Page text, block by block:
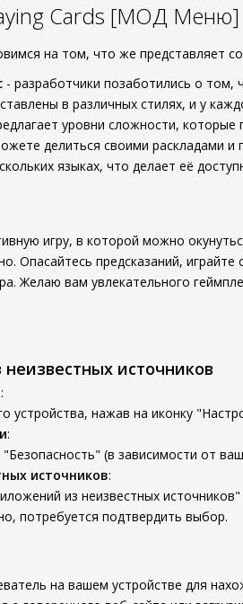
Cards [МОД Меню]
на том, что же представляет
- разработчики позаботились о том,
в различных стилях, и у
уровни сложности,
делиться своими раскладами и
языках, что делает её
игру, в которой можно
Опасайтесь предсказаний,
Желаю вам увлекательного
источников
:
устройства, нажав на иконку
:
(в зависимости от
источников:
из неизвестных
потребуется подтвердить выбор.
на вашем устройстве для